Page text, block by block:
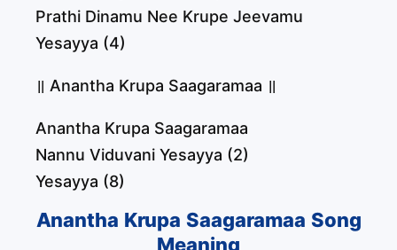
Prathi Dinamu Nee Krupe Jeevamu
Yesayya (4)
॥ Anantha Krupa Saagaramaa ॥
Anantha Krupa Saagaramaa
Nannu Viduvani Yesayya (2)
Yesayya (8)
Anantha Krupa Saagaramaa Song